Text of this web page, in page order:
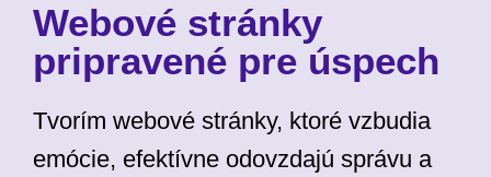
Webové stránky
pripravené pre úspech
Tvorím webové stránky, ktoré vzbudia
emócie, efektívne odovzdajú správu a